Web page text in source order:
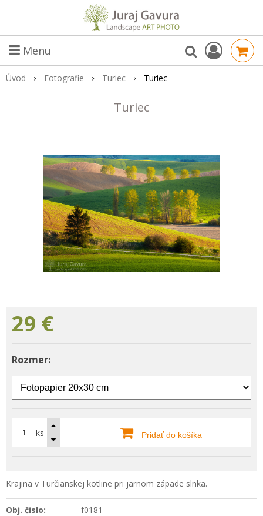
Menu
Úvod Fotografie Turiec Turiec
Turiec
29 €
Rozmer:
ks Pridať do košíka
Krajina v Turčianskej kotline pri jarnom západe slnka.
Obj. čislo: f0181